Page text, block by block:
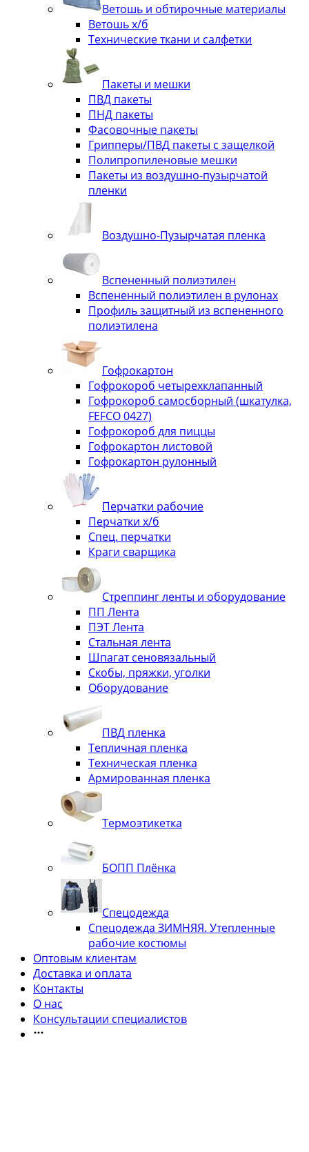
Ветошь и обтирочные материалы
Ветошь х/б
Технические ткани и салфетки
Пакеты и мешки
ПВД пакеты
ПНД пакеты
Фасовочные пакеты
Грипперы/ПВД пакеты с защелкой
Полипропиленовые мешки
Пакеты из воздушно-пузырчатой
пленки
Воздушно-Пузырчатая пленка
Вспененный полиэтилен
Вспененный полиэтилен в рулонах
Профиль защитный из вспененного
полиэтилена
Гофрокартон
Гофрокороб четырехклапанный
Гофрокороб самосборный (шкатулка,
FEFCO 0427)
Гофрокороб для пиццы
Гофрокартон листовой
Гофрокартон рулонный
Перчатки рабочие
Перчатки х/б
Спец. перчатки
Краги сварщика
Стреппинг ленты и оборудование
ПП Лента
ПЭТ Лента
Стальная лента
Шпагат сеновязальный
Скобы, пряжки, уголки
Оборудование
ПВД пленка
Тепличная пленка
Техническая пленка
Армированная пленка
Термоэтикетка
БОПП Плёнка
Спецодежда
Спецодежда ЗИМНЯЯ. Утепленные
рабочие костюмы
Оптовым клиентам
Доставка и оплата
Контакты
О нас
Консультации специалистов